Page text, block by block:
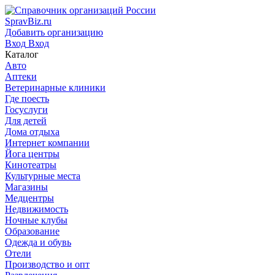
SpravBiz.ru
Добавить организацию
Вход Вход
Каталог
Авто
Аптеки
Ветеринарные клиники
Где поесть
Госуслуги
Для детей
Дома отдыха
Интернет компании
Йога центры
Кинотеатры
Культурные места
Магазины
Медцентры
Недвижимость
Ночные клубы
Образование
Одежда и обувь
Отели
Производство и опт